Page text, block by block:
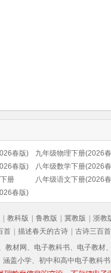
春版)
九年级物理下册(2026
春版)
八年级数学下册(2026
册
)
八年级语文下册(2026
春版)
教科版 鲁教版 冀教版
浙教
首 描述春天的古诗
古诗三百首
教材网、电子教科书、电子教材
涵盖小学、初中和高中电子教科